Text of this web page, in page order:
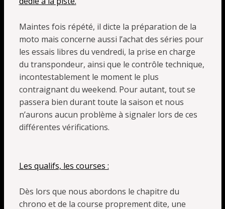
Maintes fois répété, il dicte la préparation de la
moto mais concerne aussi l’achat des séries pour
les essais libres du vendredi, la prise en charge
du transpondeur, ainsi que le contrôle technique,
incontestablement le moment le plus
contraignant du weekend. Pour autant, tout se
passera bien durant toute la saison et nous
n’aurons aucun problème à signaler lors de ces
différentes vérifications.
Les qualifs, les courses :
Dès lors que nous abordons le chapitre du
chrono et de la course proprement dite, une